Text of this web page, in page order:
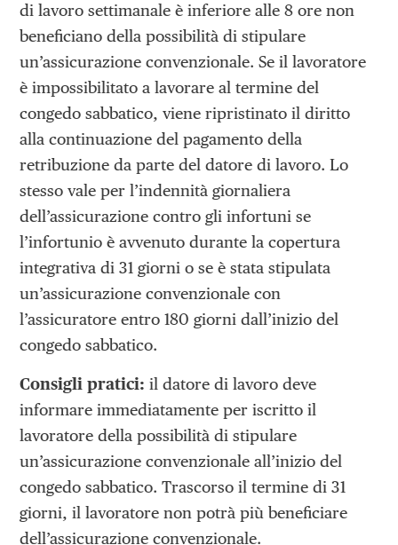
di lavoro settimanale è inferiore alle 8 ore non
beneficiano della possibilità di stipulare
un’assicurazione convenzionale. Se il lavoratore
è impossibilitato a lavorare al termine del
congedo sabbatico, viene ripristinato il diritto
alla continuazione del pagamento della
retribuzione da parte del datore di lavoro. Lo
stesso vale per l’indennità giornaliera
dell’assicurazione contro gli infortuni se
l’infortunio è avvenuto durante la copertura
integrativa di 31 giorni o se è stata stipulata
un’assicurazione convenzionale con
l’assicuratore entro 180 giorni dall’inizio del
congedo sabbatico.
Consigli pratici: il datore di lavoro deve
informare immediatamente per iscritto il
lavoratore della possibilità di stipulare
un’assicurazione convenzionale all’inizio del
congedo sabbatico. Trascorso il termine di 31
giorni, il lavoratore non potrà più beneficiare
dell’assicurazione convenzionale.